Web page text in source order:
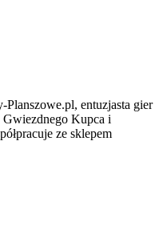
Planszowe.pl, entuzjasta gier
Gwiezdnego Kupca i
ze sklepem